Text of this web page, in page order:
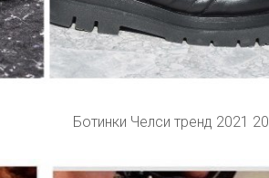
Ботинки Челси тренд 2021